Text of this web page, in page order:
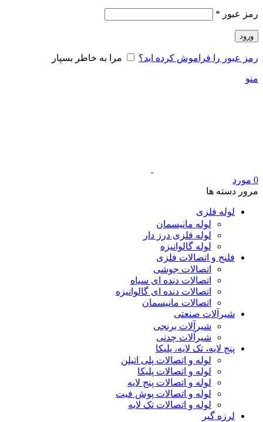
رمز عبور *
ورود
رمز عبور را فراموش کرده اید؟ مرا به خاطر بسپار
منو
0 مورد
مرور دسته ها
لوله فلزی
لوله مانیسمان
لوله فلزی درز دار
لوله گالوانیزه
فلنج و اتصالات فلزی
اتصالات جوشی
اتصالات دنده ای سیاه
اتصالات دنده ای گالوانیزه
اتصالات مانیسمان
شیرآلات صنعتی
شیرآلات برنجی
شیرآلات چدنی
پنج لایه، تک لایه، پلیکا
لوله و اتصالات پلی اتیلن
لوله و اتصالات پلیکا
لوله و اتصالات پنج لایه
لوله و اتصالات پوش فیت
لوله و اتصالات تک لایه
لرزه گیر